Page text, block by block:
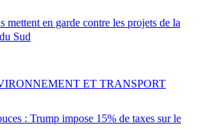
mettent en garde contre les projets de la
Sud
: Trump impose 15% de taxes sur le
ET TRANSPORT